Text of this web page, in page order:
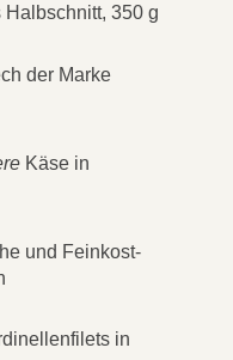
350 g
der Marke
Käse in
und Feinkost-
in